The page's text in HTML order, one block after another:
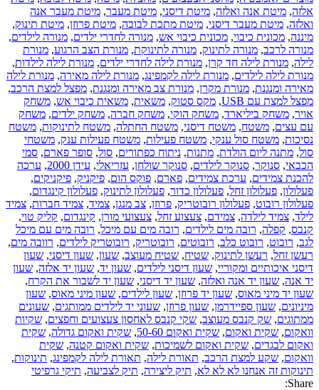
אלזה, מיטת אנה ואלזה, מיטת דיסני, מיטת מעבר, מיטת מעבר אנה
ואלזה, מיטת מעבר דיסני, מיטת מתכת לבובה, מיטת פרוזן, מיטת תינוק,
מיננה, מכונית כיבוי, מכונית כיבוי אש, מנורה לחדרי ילדים, מנורה לילדים,
מנורה לרכב, מנורה לתינוק, מנורה לתינוקת, מנורת הצב הרגוע, מנורת
לילה, מנורת לילה חד קרן, מנורת לילה לחדרי ילדים, מנורת לילה לילדות,
מנורת לילה לילדים, מנורת לילה לקמפינג, מנורת לילה מאירה, מנורת לילה
מאירה ומנגנת, מנורת מקרן, מנורת צב מאירה ומנגנת, מפצל למצת הרכב,
מפצל למצת עם USB
, מקס סטוק, משאית, משאית כיבוי אש, משחק
אויר, משחק ביליארד, משחק הוקי, משחק חברה, משחק ילדים, משחק
עם עצים, משטח, משטח דיסני, משטח החתלה, משטח לתינוקות, משטח
נסיכות, משטח סול ענקי, משטח פעילות, משטח פעילות ענק, משטחי
סול, מתנה ליום הולדת, מתנות, ניתוח כפתורים, סול, סופר פארם, סמי
הכבאי, סנוקר, סנוקר לילדים, סנוקר שולחן, עזריאלי, עידן 2000 , ערכה
להכנת צמידים, ערכת צמידים, פארם, פוקס הום, פיקניק, פיקניקים,
פעלולון, פעלולון זחל, פעלולון כדור, פעלולון לתינוק, פעלולון קינגדום,
פעלולון רובוט, פעלולון רובוטריק, פרוזן, צב מנגן, צמיד, צמיד חברות, צמיד
לילד, צמיד לילדה, צמידם, צעצוע זחל, צעצועי מורן, קינגדום, קליק טוי,
קנבס, קפלה, רובה מים לילדים, רובה מים עם מיכל, רובה מים עם מיכל
לגב, רובוט, רובוט כלב, רובוטים, רובוטריק, רובוטריק לילדים, רוובה מים,
רעשן זחל, רעשן לתינוק, שטיח, שטיח מעוצב, שעון, שעון דיסני, שעון
דיסני איכותיים ומקוריי, שעון דיסני לילדים, שעון יד, שעון יד אלזה, שעון
יד אנה, שעון יד אנה ואלזה, שעון יד דיסני, שעון יד לשבור את הקרח,
שעון יד מיני מאוס, שעון יד פרוזן, שעון לילדים, שעון מיני מאוס, שעון
מיניונים, שעון ספיידרמן, שעון פרוזן, שעוני יד לילדים ממותגים, שעונים
ממתוגים, שק קנבס מעוצב, שקי קנבס לאחסון צעצועים וחפצים, שקיות
וואקום, שקית ואקום, שקית ואקום 50-60 , שקית ואקום גדולה, שקית
ואקום לבגדים, שקית ואקום לשמיכות, שקית ואקום קטנה, שקית
וואקום, שקע למצת הרכב, תאורת לילה, תאורת לילה לקמפינג, תינוקות,
תינוקות זה אנחנו לא לא לא, תיק ליצירה, תיק לצביעה, תיקי גרפיטי
Share: